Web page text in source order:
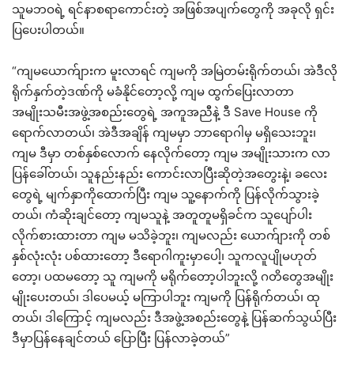
သူမဘဝရဲ့ ရင်နာစရာကောင်းတဲ့ အဖြစ်အပျက်တွေကို အခုလို ရှင်း
ပြပေးပါတယ်။
“ကျမယောက်ျားက မူးလာရင် ကျမကို အမြဲတမ်းရိုက်တယ်၊ အဲဒီလို
ရိုက်နှက်တဲ့ဒဏ်ကို မခံနိုင်တော့လို့ ကျမ ထွက်ပြေးလာတာ
အမျိုးသမီးအဖွဲ့အစည်းတွေရဲ့ အကူအညီနဲ့ ဒီ Save House ကို
ရောက်လာတယ်၊ အဲဒီအချိန် ကျမမှာ ဘာရောဂါမှ မရှိသေးဘူး၊
ကျမ ဒီမှာ တစ်နှစ်လောက် နေလိုက်တော့ ကျမ အမျိုးသားက လာ
ပြန်ခေါ်တယ်၊ သူနည်းနည်း ကောင်းလာပြီးဆိုတဲ့အတွေးနဲ့၊ ခလေး
တွေရဲ့ မျက်နှာကိုထောက်ပြီး ကျမ သူ့နောက်ကို ပြန်လိုက်သွားခဲ့
တယ်၊ ကံဆိုးချင်တော့ ကျမသူနဲ့ အတူတူမရှိခင်က သူပျော်ပါး
လိုက်စားထားတာ ကျမ မသိခဲ့ဘူး၊ ကျမလည်း ယောက်ျားကို တစ်
နှစ်လုံးလုံး ပစ်ထားတော့ ဒီရောဂါကူးမှာပေါ့၊ သူကလူပျိုမဟုတ်
တော့၊ ပထမတော့ သူ ကျမကို မရိုက်တော့ပါဘူးလို့ ဂတိတွေအမျိုး
မျိုးပေးတယ်၊ ဒါပေမယ့် မကြာပါဘူး ကျမကို ပြန်ရိုက်တယ်၊ ထု
တယ်၊ ဒါကြောင့် ကျမလည်း ဒီအဖွဲ့အစည်းတွေနဲ့ ပြန်ဆက်သွယ်ပြီး
ဒီမှာပြန်နေချင်တယ် ပြောပြီး ပြန်လာခဲ့တယ်”